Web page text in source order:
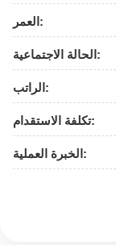
العمر:
الحالة الاجتماعية:
الراتب:
تكلفة الاستقدام:
الخبرة العملية: